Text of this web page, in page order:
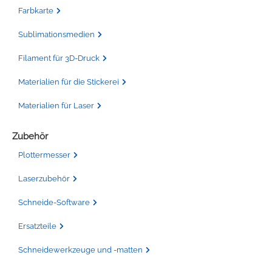
Farbkarte
Sublimationsmedien
Filament für 3D-Druck
Materialien für die Stickerei
Materialien für Laser
Zubehör
Plottermesser
Laserzubehör
Schneide-Software
Ersatzteile
Schneidewerkzeuge und -matten